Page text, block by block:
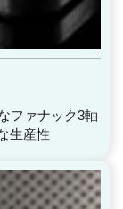
ファナック3軸
生産性